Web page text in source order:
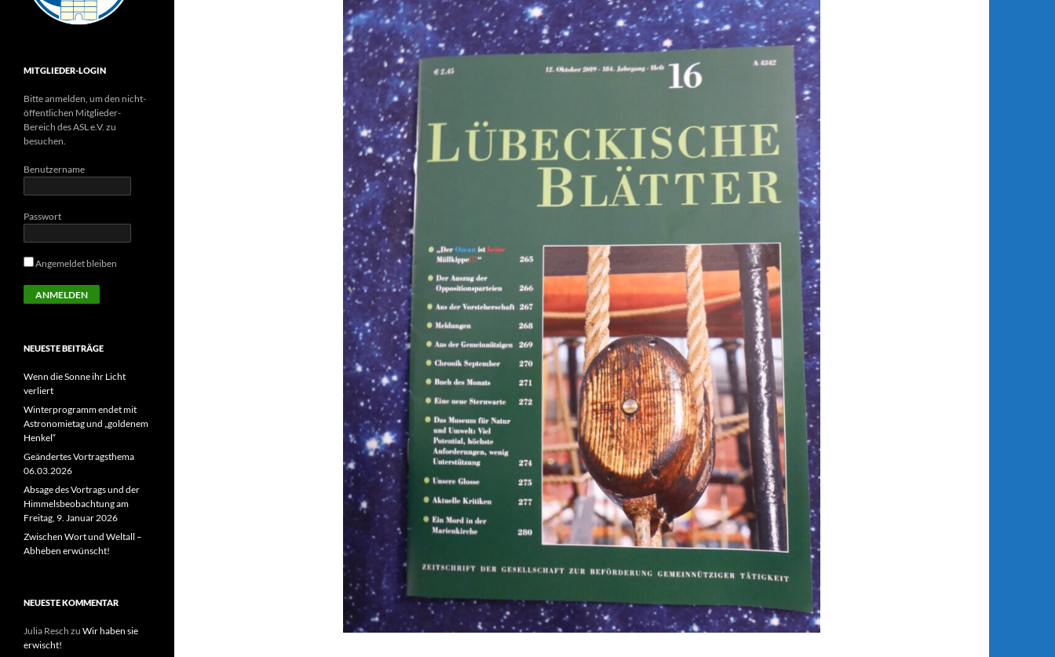
MITGLIEDER-LOGIN
Bitte anmelden, um den nicht-
öffentlichen Mitglieder-
Bereich des ASL e.V. zu
besuchen.
Benutzername
Passwort
Angemeldet bleiben
NEUESTE BEITRÄGE
Wenn die Sonne ihr Licht
verliert
Winterprogramm endet mit
Astronomietag und „goldenem
Henkel“
Geändertes Vortragsthema
06.03.2026
Absage des Vortrags und der
Himmelsbeobachtung am
Freitag, 9. Januar 2026
Zwischen Wort und Weltall –
Abheben erwünscht!
NEUESTE KOMMENTAR
Julia Resch zu Wir haben sie
erwischt!